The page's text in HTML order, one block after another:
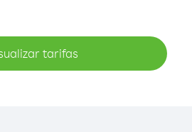
tarifas